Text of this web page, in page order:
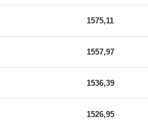
1575,11
1557,97
1536,39
1526,95